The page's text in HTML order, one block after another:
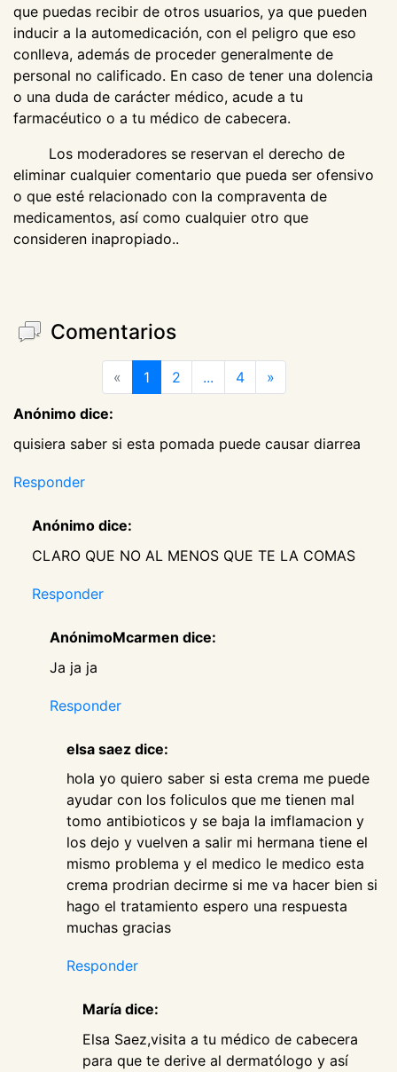
que puedas recibir de otros usuarios, ya que pueden
inducir a la automedicación, con el peligro que eso
conlleva, además de proceder generalmente de
personal no calificado. En caso de tener una dolencia
o una duda de carácter médico, acude a tu
farmacéutico o a tu médico de cabecera.
Los moderadores se reservan el derecho de
eliminar cualquier comentario que pueda ser ofensivo
o que esté relacionado con la compraventa de
medicamentos, así como cualquier otro que
consideren inapropiado..
Comentarios
« 1 2 ... 4 »
Anónimo dice:
quisiera saber si esta pomada puede causar diarrea
Responder
Anónimo dice:
CLARO QUE NO AL MENOS QUE TE LA COMAS
Responder
AnónimoMcarmen dice:
Ja ja ja
Responder
elsa saez dice:
hola yo quiero saber si esta crema me puede
ayudar con los foliculos que me tienen mal
tomo antibioticos y se baja la imflamacion y
los dejo y vuelven a salir mi hermana tiene el
mismo problema y el medico le medico esta
crema prodrian decirme si me va hacer bien si
hago el tratamiento espero una respuesta
muchas gracias
Responder
María dice:
Elsa Saez,visita a tu médico de cabecera
para que te derive al dermatólogo y así